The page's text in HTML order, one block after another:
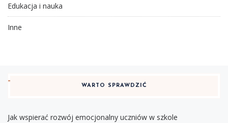
Edukacja i nauka
Inne
WARTO SPRAWDZIĆ
Jak wspierać rozwój emocjonalny uczniów w szkole